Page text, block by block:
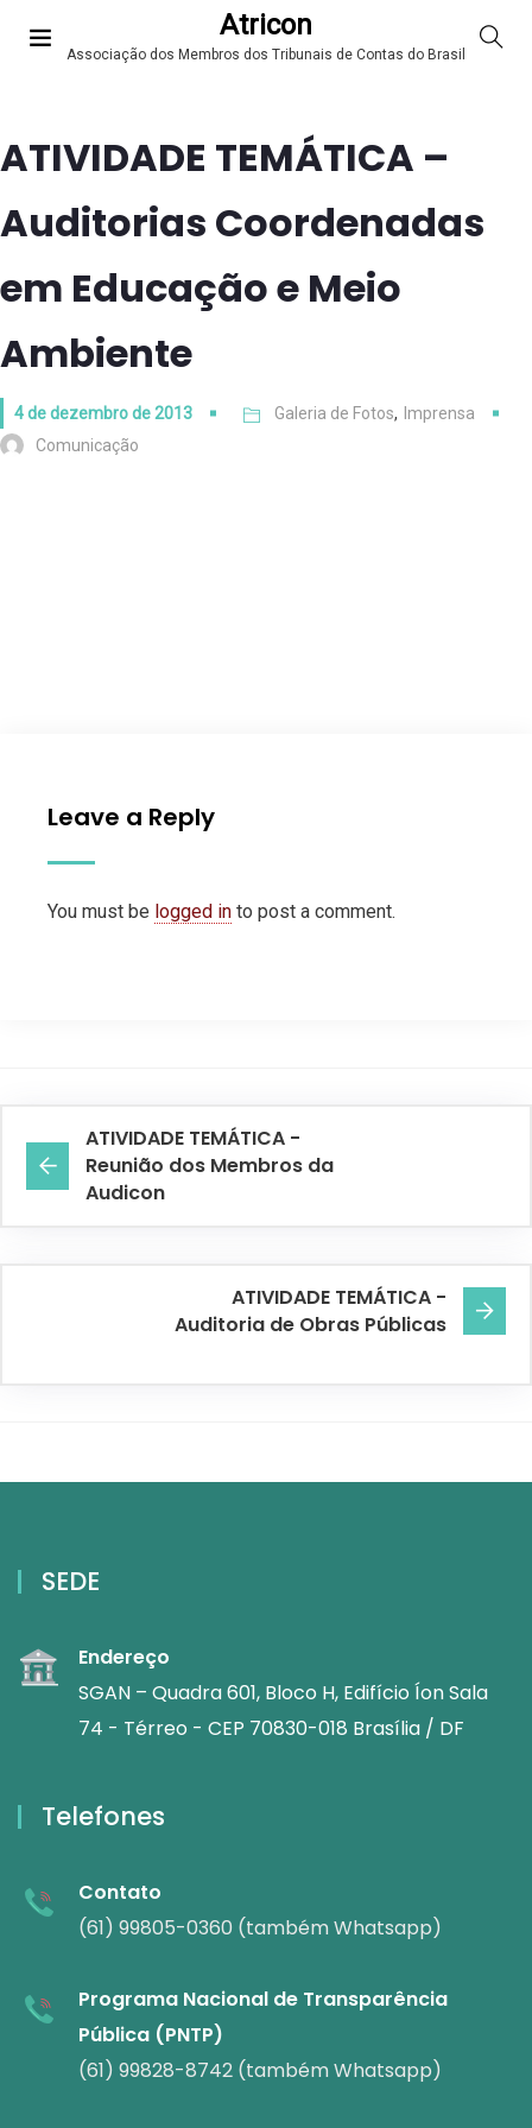
Atricon
Associação dos Membros dos Tribunais de Contas do Brasil
ATIVIDADE TEMÁTICA –
Auditorias Coordenadas
em Educação e Meio
Ambiente
4 de dezembro de 2013 Galeria de Fotos,
Imprensa
Comunicação
Leave a Reply
You must be logged in to post a comment.
ATIVIDADE TEMÁTICA -
Reunião dos Membros da
Audicon
ATIVIDADE TEMÁTICA -
Auditoria de Obras Públicas
SEDE
Endereço
SGAN – Quadra 601, Bloco H, Edifício Íon Sala
74 - Térreo - CEP 70830-018 Brasília / DF
Telefones
Contato
(61) 99805-0360 (também Whatsapp)
Programa Nacional de Transparência
Pública (PNTP)
(61) 99828-8742 (também Whatsapp)